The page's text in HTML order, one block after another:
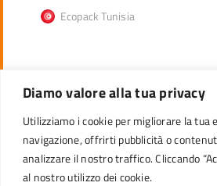
Diamo valore alla tua privacy
Utilizziamo i cookie per migliorare la tua
navigazione, offrirti pubblicità o
analizzare il nostro traffico. Cliccando
al nostro utilizzo dei cookie.
Ecopack Tunisia
CATEGORIE
Panettone basso
Plumcake
Stampi con bordo arrotolato
Torte
Colomba